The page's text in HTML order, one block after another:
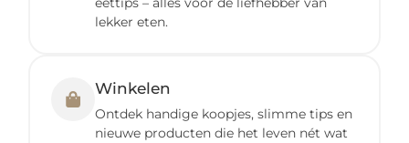
lekker eten.
Winkelen
Ontdek handige koopjes, slimme tips en
nieuwe producten die het leven nét wat